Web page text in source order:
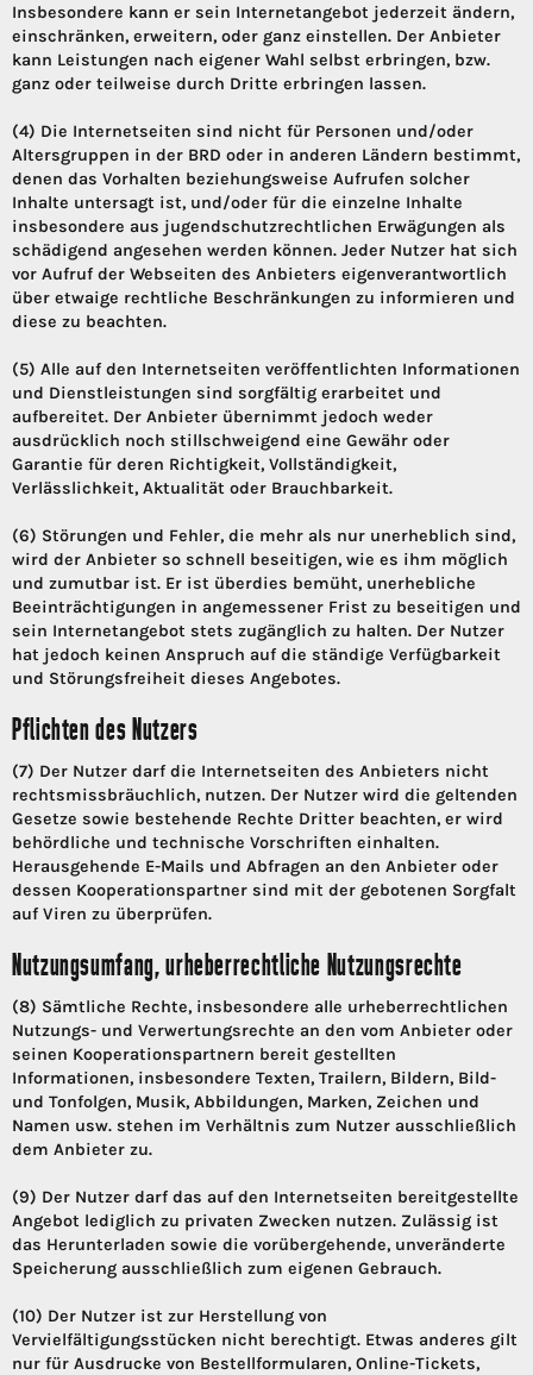
Insbesondere kann er sein Internetangebot jederzeit ändern,
einschränken, erweitern, oder ganz einstellen. Der Anbieter
kann Leistungen nach eigener Wahl selbst erbringen, bzw.
ganz oder teilweise durch Dritte erbringen lassen.
(4) Die Internetseiten sind nicht für Personen und/oder
Altersgruppen in der BRD oder in anderen Ländern bestimmt,
denen das Vorhalten beziehungsweise Aufrufen solcher
Inhalte untersagt ist, und/oder für die einzelne Inhalte
insbesondere aus jugendschutzrechtlichen Erwägungen als
schädigend angesehen werden können. Jeder Nutzer hat sich
vor Aufruf der Webseiten des Anbieters eigenverantwortlich
über etwaige rechtliche Beschränkungen zu informieren und
diese zu beachten.
(5) Alle auf den Internetseiten veröffentlichten Informationen
und Dienstleistungen sind sorgfältig erarbeitet und
aufbereitet. Der Anbieter übernimmt jedoch weder
ausdrücklich noch stillschweigend eine Gewähr oder
Garantie für deren Richtigkeit, Vollständigkeit,
Verlässlichkeit, Aktualität oder Brauchbarkeit.
(6) Störungen und Fehler, die mehr als nur unerheblich sind,
wird der Anbieter so schnell beseitigen, wie es ihm möglich
und zumutbar ist. Er ist überdies bemüht, unerhebliche
Beeinträchtigungen in angemessener Frist zu beseitigen und
sein Internetangebot stets zugänglich zu halten. Der Nutzer
hat jedoch keinen Anspruch auf die ständige Verfügbarkeit
und Störungsfreiheit dieses Angebotes.
Pflichten des Nutzers
(7) Der Nutzer darf die Internetseiten des Anbieters nicht
rechtsmissbräuchlich, nutzen. Der Nutzer wird die geltenden
Gesetze sowie bestehende Rechte Dritter beachten, er wird
behördliche und technische Vorschriften einhalten.
Herausgehende E-Mails und Abfragen an den Anbieter oder
dessen Kooperationspartner sind mit der gebotenen Sorgfalt
auf Viren zu überprüfen.
Nutzungsumfang, urheberrechtliche Nutzungsrechte
(8) Sämtliche Rechte, insbesondere alle urheberrechtlichen
Nutzungs- und Verwertungsrechte an den vom Anbieter oder
seinen Kooperationspartnern bereit gestellten
Informationen, insbesondere Texten, Trailern, Bildern, Bild-
und Tonfolgen, Musik, Abbildungen, Marken, Zeichen und
Namen usw. stehen im Verhältnis zum Nutzer ausschließlich
dem Anbieter zu.
(9) Der Nutzer darf das auf den Internetseiten bereitgestellte
Angebot lediglich zu privaten Zwecken nutzen. Zulässig ist
das Herunterladen sowie die vorübergehende, unveränderte
Speicherung ausschließlich zum eigenen Gebrauch.
(10) Der Nutzer ist zur Herstellung von
Vervielfältigungsstücken nicht berechtigt. Etwas anderes gilt
nur für Ausdrucke von Bestellformularen, Online-Tickets,